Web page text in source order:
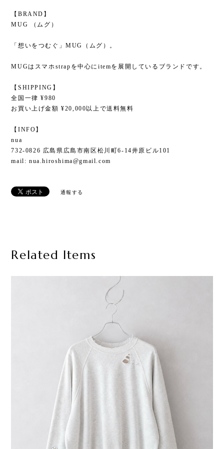
【BRAND】
MUG （ムグ）
「想いをつむぐ」MUG（ムグ）。
MUGはスマホstrapを中心にitemを展開しているブランドです。
【SHIPPING】
全国一律 ¥980
お買い上げ金額 ¥20,000以上で送料無料
【INFO】
nua
732-0826 広島県広島市南区松川町6-14井原ビル101
mail: nua.hiroshima@gmail.com
通報する
Related Items